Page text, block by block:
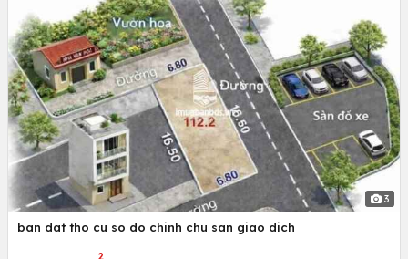
3
ban dat tho cu so do chinh chu san giao dich